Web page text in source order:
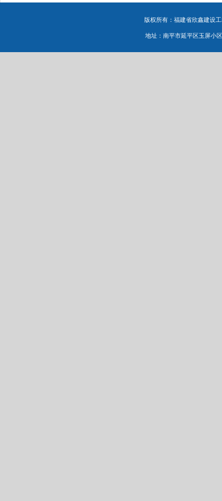
版权所有：福建省欣鑫建设
地址：南平市延平区玉屏